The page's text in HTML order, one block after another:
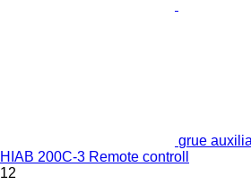
grue
HIAB 200C-3 Remote controll
12